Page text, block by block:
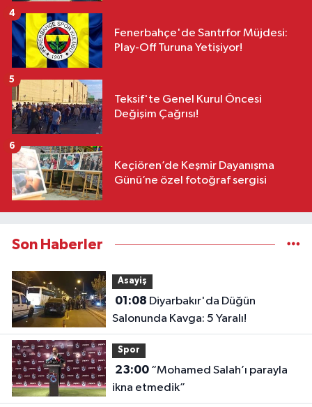
Fenerbahçe'de Santrfor Müjdesi:
Play-Off Turuna Yetişiyor!
4
Teksif'te Genel Kurul Öncesi
Değişim Çağrısı!
5
Keçiören’de Keşmir Dayanışma
Günü’ne özel fotoğraf sergisi
6
Son Haberler
Asayiş
01:08
Salonunda Kavga: 5 Yaralı!
Spor
23:00“Mohamed Salah’ı parayla
ikna etmedik”